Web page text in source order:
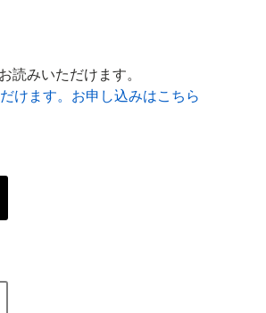
読みいただけます。
けます。お申し込みはこちら